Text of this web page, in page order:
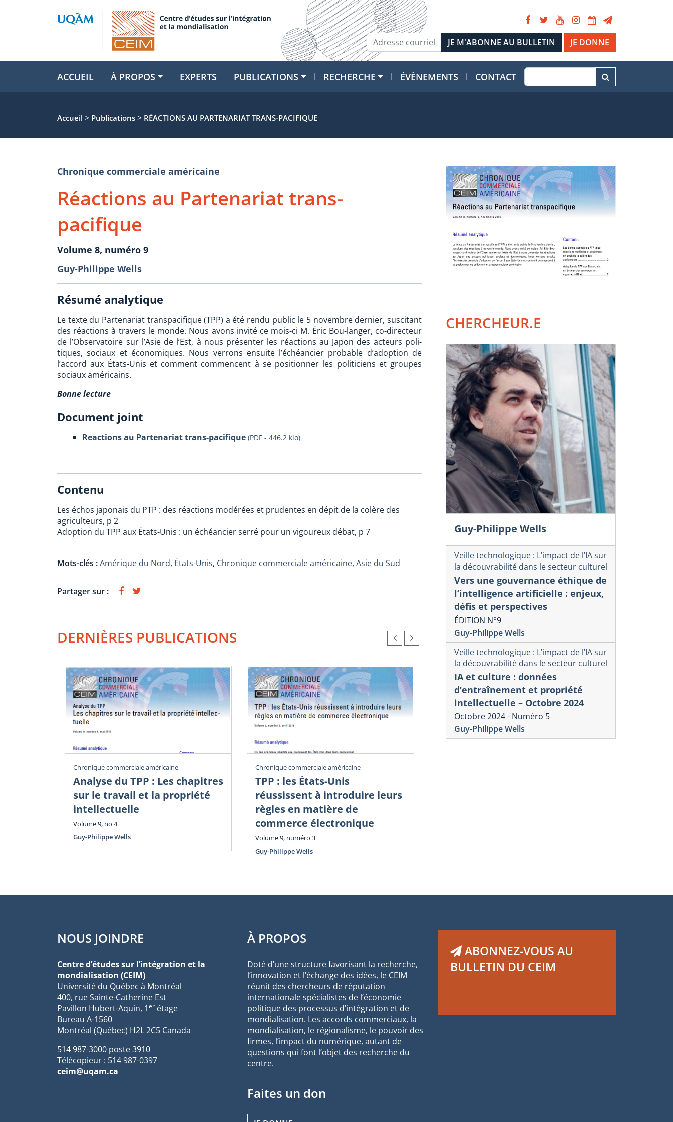
JE DONNE
ACCUEIL À PROPOS EXPERTS PUBLICATIONS RECHERCHE ÉVÈNEMENTS CONTACT
Accueil > Publications > RÉACTIONS AU PARTENARIAT TRANS-PACIFIQUE
Chronique commerciale américaine
Réactions au Partenariat trans-
pacifique
Volume 8, numéro 9
Guy-Philippe Wells
Résumé analytique
Le texte du Partenariat transpacifique (TPP) a été rendu public le 5 novembre dernier, suscitant
des réactions à travers le monde. Nous avons invité ce mois-ci M. Éric Bou-langer, co-directeur
de l’Observatoire sur l’Asie de l’Est, à nous présenter les réactions au Japon des acteurs poli-
tiques, sociaux et économiques. Nous verrons ensuite l’échéancier probable d’adoption de
l’accord aux États-Unis et comment commencent à se positionner les politiciens et groupes
sociaux américains.
Bonne lecture
Document joint
Reactions au Partenariat trans-pacifique (PDF - 446.2 kio)
Contenu
Les échos japonais du PTP : des réactions modérées et prudentes en dépit de la colère des
agriculteurs, p 2
Adoption du TPP aux États-Unis : un échéancier serré pour un vigoureux débat, p 7
Mots-clés :Amérique du Nord, États-Unis, Chronique commerciale américaine, Asie du Sud
Partager sur :
DERNIÈRES PUBLICATIONS
Chronique commerciale américaine
Analyse du TPP : Les chapitres
sur le travail et la propriété
intellectuelle
Volume 9, no 4
Guy-Philippe Wells
Chronique commerciale américaine
TPP : les États-Unis
réussissent à introduire leurs
règles en matière de
commerce électronique
Volume 9, numéro 3
Guy-Philippe Wells
CHERCHEUR.E
Guy-Philippe Wells
Veille technologique : L’impact de l’IA sur
la découvrabilité dans le secteur culturel
Vers une gouvernance éthique de
l’intelligence artificielle : enjeux,
défis et perspectives
ÉDITION N°9
Guy-Philippe Wells
Veille technologique : L’impact de l’IA sur
la découvrabilité dans le secteur culturel
IA et culture : données
d’entraînement et propriété
intellectuelle – Octobre 2024
Octobre 2024 - Numéro 5
Guy-Philippe Wells
NOUS JOINDRE
Centre d’études sur l’intégration et la
mondialisation (CEIM)
Université du Québec à Montréal
400, rue Sainte-Catherine Est
Pavillon Hubert-Aquin, 1er étage
Bureau A-1560
Montréal (Québec) H2L 2C5 Canada
514 987-3000 poste 3910
Télécopieur : 514 987-0397
ceim@uqam.ca
À PROPOS
Doté d’une structure favorisant la recherche,
l’innovation et l’échange des idées, le CEIM
réunit des chercheurs de réputation
internationale spécialistes de l’économie
politique des processus d’intégration et de
mondialisation. Les accords commerciaux, la
mondialisation, le régionalisme, le pouvoir des
firmes, l’impact du numérique, autant de
questions qui font l’objet des recherche du
centre.
Faites un don
ABONNEZ-VOUS AU
BULLETIN DU CEIM